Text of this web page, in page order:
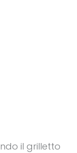
il grilletto